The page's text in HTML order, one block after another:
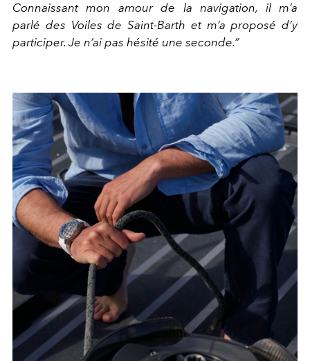
Connaissant mon amour de la navigation, il m’a
parlé des Voiles de Saint-Barth et m’a proposé d’y
participer. Je n’ai pas hésité une seconde.”